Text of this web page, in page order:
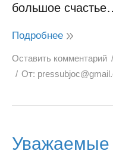
большое
Подробнее
Оставить комментарий
От:
Уважаемые